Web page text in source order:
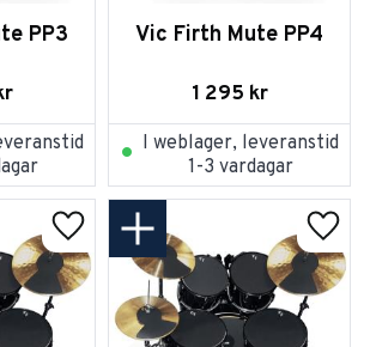
PP3 Vic Firth Mute PP4
1 295 kr
I weblager, leveranstid
1-3 vardagar
Lägg till i favoriter